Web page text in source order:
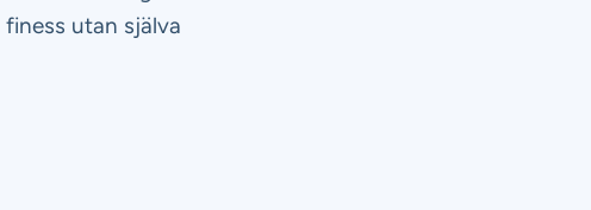
utan själva